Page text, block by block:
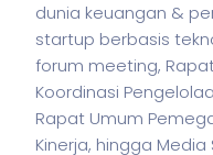
dunia keuangan &
startup berbasis
forum meeting,
Koordinasi
Rapat Umum
Kinerja, hingga